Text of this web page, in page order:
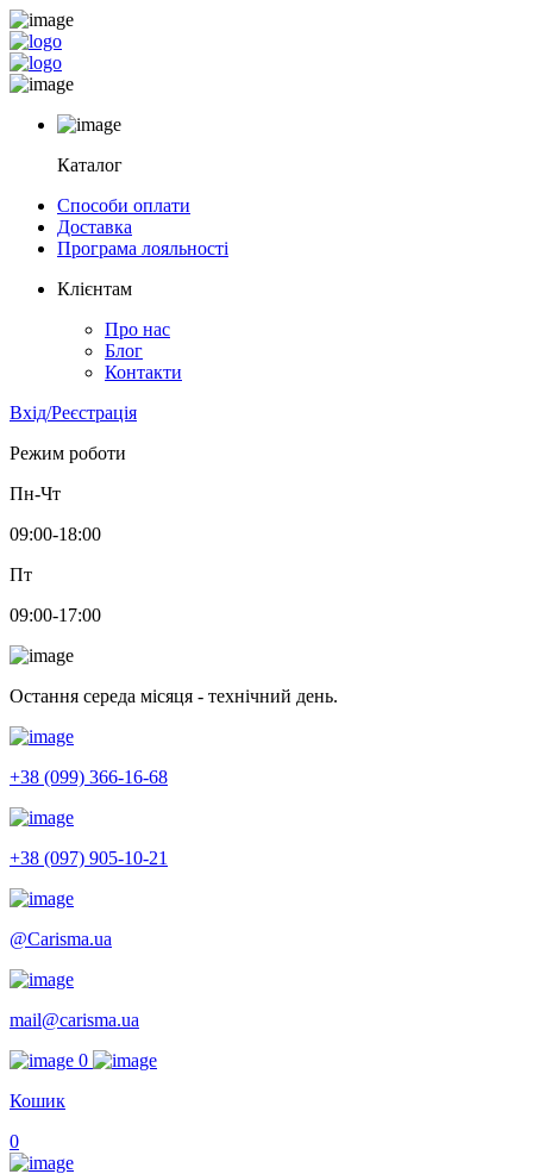
Каталог
Способи оплати
Доставка
Програма лояльності
Клієнтам
Про нас
Блог
Контакти
Вхід/Реєстрація
Режим роботи
Пн-Чт
09:00-18:00
Пт
09:00-17:00
Остання середа місяця - технічний день.
+38 (099) 366-16-68
+38 (097) 905-10-21
@Carisma.ua
mail@carisma.ua
0
Кошик
0